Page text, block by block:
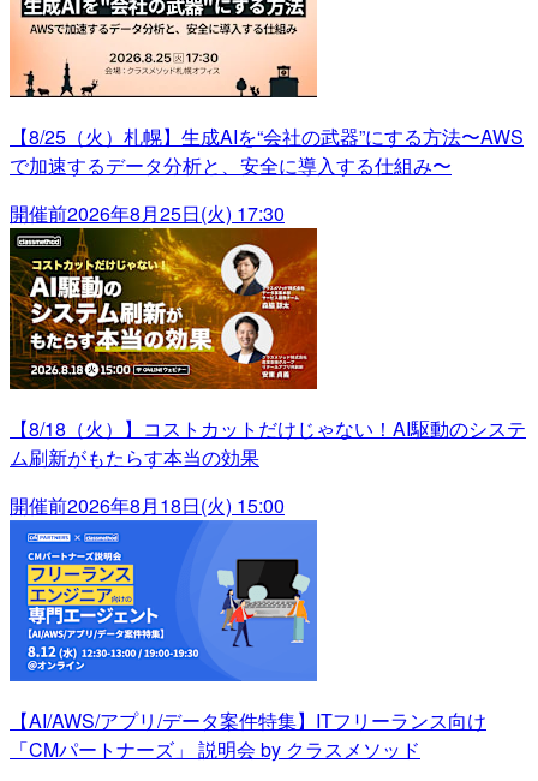
【8/25（火）札幌】生成AIを“会社の武器”にする方法〜AWS
で加速するデータ分析と、安全に導入する仕組み〜
開催前2026年8月25日(火) 17:30
【8/18（火）】コストカットだけじゃない！AI駆動のシステ
ム刷新がもたらす本当の効果
開催前2026年8月18日(火) 15:00
【AI/AWS/アプリ/データ案件特集】ITフリーランス向け
「CMパートナーズ」 説明会 by クラスメソッド